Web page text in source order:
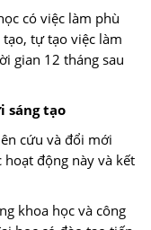
có việc làm phù
tự tạo việc làm
gian 12 tháng sau
sáng tạo
cứu và đổi mới
động này và kết
khoa học và công